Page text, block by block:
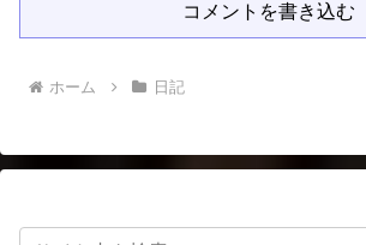
コメントを書き込む
ホーム 日記